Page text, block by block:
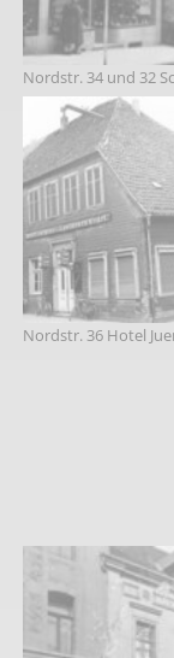
Nordstr. 34 und 32
Nordstr. 36 Hotel